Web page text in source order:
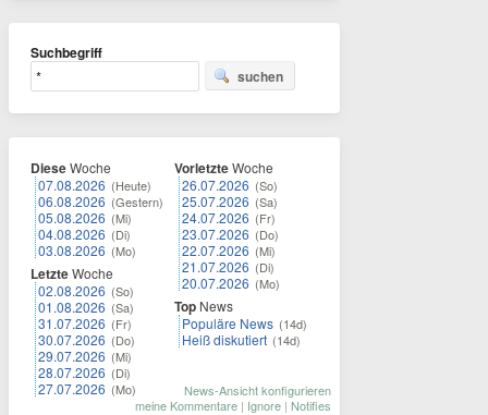
Suchbegriff
suchen
DieseWoche
07.08.2026 (Heute)
06.08.2026 (Gestern)
05.08.2026 (Mi)
04.08.2026 (Di)
03.08.2026 (Mo)
LetzteWoche
02.08.2026 (So)
01.08.2026 (Sa)
31.07.2026 (Fr)
30.07.2026 (Do)
29.07.2026 (Mi)
28.07.2026 (Di)
27.07.2026 (Mo)
VorletzteWoche
26.07.2026 (So)
25.07.2026 (Sa)
24.07.2026 (Fr)
23.07.2026 (Do)
22.07.2026 (Mi)
21.07.2026 (Di)
20.07.2026 (Mo)
Top News
Populäre News (14d)
Heiß diskutiert (14d)
News-Ansicht konfigurieren
meine Kommentare | Ignore | Notifies